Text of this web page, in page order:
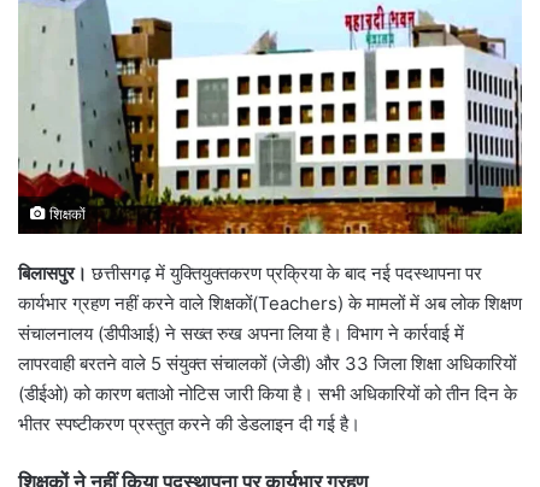
n
e
m
l
शिक्षकों
बिलासपुर। छत्तीसगढ़ में युक्तियुक्तकरण प्रक्रिया के बाद नई पदस्थापना पर
कार्यभार ग्रहण नहीं करने वाले शिक्षकों(Teachers) के मामलों में अब लोक शिक्षण
संचालनालय (डीपीआई) ने सख्त रुख अपना लिया है। विभाग ने कार्रवाई में
लापरवाही बरतने वाले 5 संयुक्त संचालकों (जेडी) और 33 जिला शिक्षा अधिकारियों
(डीईओ) को कारण बताओ नोटिस जारी किया है। सभी अधिकारियों को तीन दिन के
भीतर स्पष्टीकरण प्रस्तुत करने की डेडलाइन दी गई है।